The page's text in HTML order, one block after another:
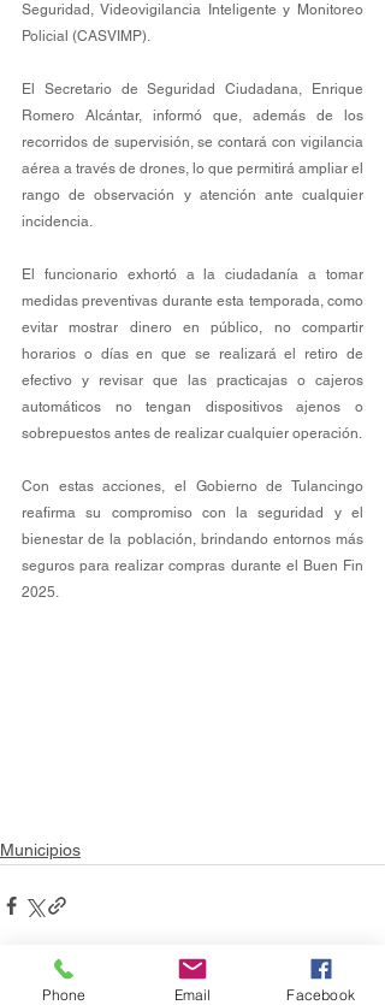
Seguridad, Videovigilancia Inteligente y Monitoreo
Policial (CASVIMP).
El Secretario de Seguridad Ciudadana, Enrique
Romero Alcántar, informó que, además de los
recorridos de supervisión, se contará con vigilancia
aérea a través de drones, lo que permitirá ampliar el
rango de observación y atención ante cualquier
incidencia.
El funcionario exhortó a la ciudadanía a tomar
medidas preventivas durante esta temporada, como
evitar mostrar dinero en público, no compartir
horarios o días en que se realizará el retiro de
efectivo y revisar que las practicajas o cajeros
automáticos no tengan dispositivos ajenos o
sobrepuestos antes de realizar cualquier operación.
Con estas acciones, el Gobierno de Tulancingo
reafirma su compromiso con la seguridad y el
bienestar de la población, brindando entornos más
seguros para realizar compras durante el Buen Fin
2025.
Municipios
Phone Email Facebook